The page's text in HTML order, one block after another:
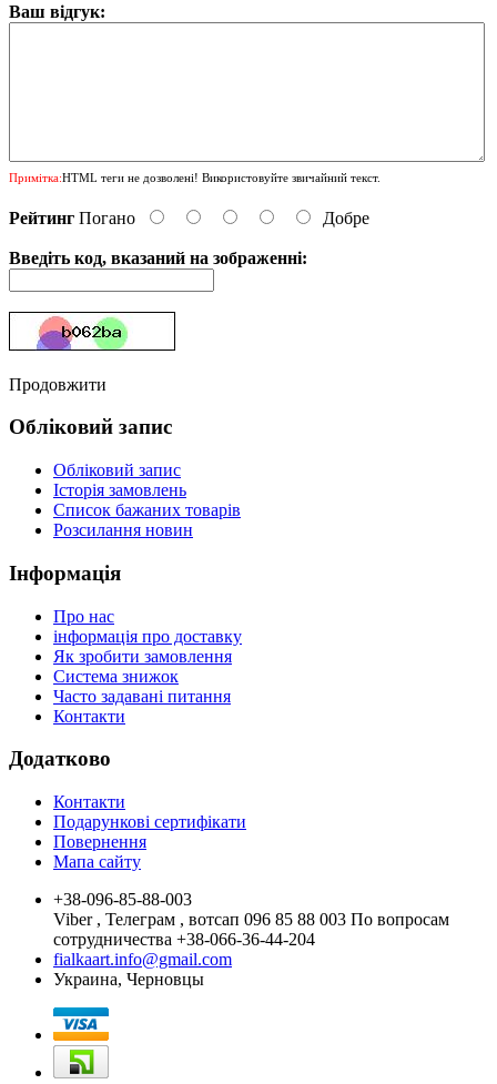
Ваш відгук:
Примітка:HTML теги не дозволені! Використовуйте звичайний текст.
Рейтинг Погано Добре
Введіть код, вказаний на зображенні:
Продовжити
Обліковий запис
Обліковий запис
Історія замовлень
Список бажаних товарів
Розсилання новин
Інформація
Про нас
інформація про доставку
Як зробити замовлення
Система знижок
Часто задавані питання
Контакти
Додатково
Контакти
Подарункові сертифікати
Повернення
Мапа сайту
+38-096-85-88-003
Viber , Телеграм , вотсап 096 85 88 003 По вопросам
сотрудничества +38-066-36-44-204
fialkaart.info@gmail.com
Украина, Черновцы